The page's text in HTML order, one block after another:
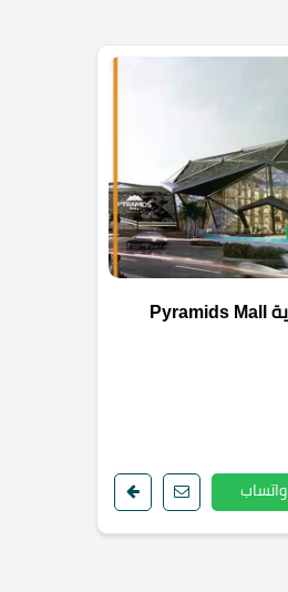
بيراميدز مول العاصمة الادارية Pyramids Mall
واتساب